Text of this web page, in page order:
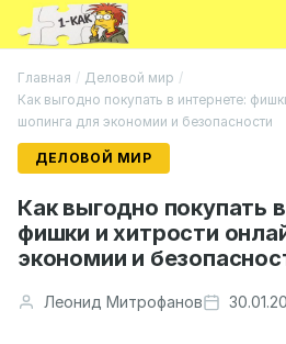
Главная / Деловой мир /
Как выгодно покупать в интернете:
шопинга для экономии и безопасности
ДЕЛОВОЙ МИР
Как выгодно покупать
фишки и хитрости
экономии и
Леонид Митрофанов